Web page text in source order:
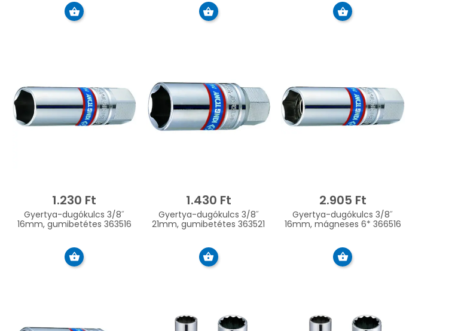
1.230 Ft
Gyertya-dugókulcs 3/8˝
16mm, gumibetétes 363516
1.430 Ft
Gyertya-dugókulcs 3/8˝
21mm, gumibetétes 363521
2.905 Ft
Gyertya-dugókulcs 3/8˝
16mm, mágneses 6* 366516